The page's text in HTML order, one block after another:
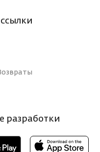
разработки